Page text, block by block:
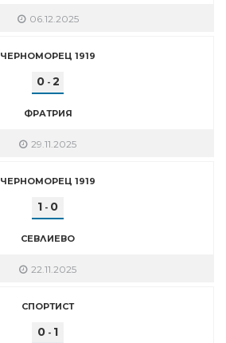
06.12.2025
ЧЕРНОМОРЕЦ 1919
0- 2
ФРАТРИЯ
29.11.2025
ЧЕРНОМОРЕЦ 1919
1 - 0
СЕВЛИЕВО
22.11.2025
СПОРТИСТ
0 - 1